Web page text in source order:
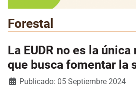
Forestal
La EUDR no es la
que busca fomentar la
Detalles
Publicado: 05 Septiembre 2024